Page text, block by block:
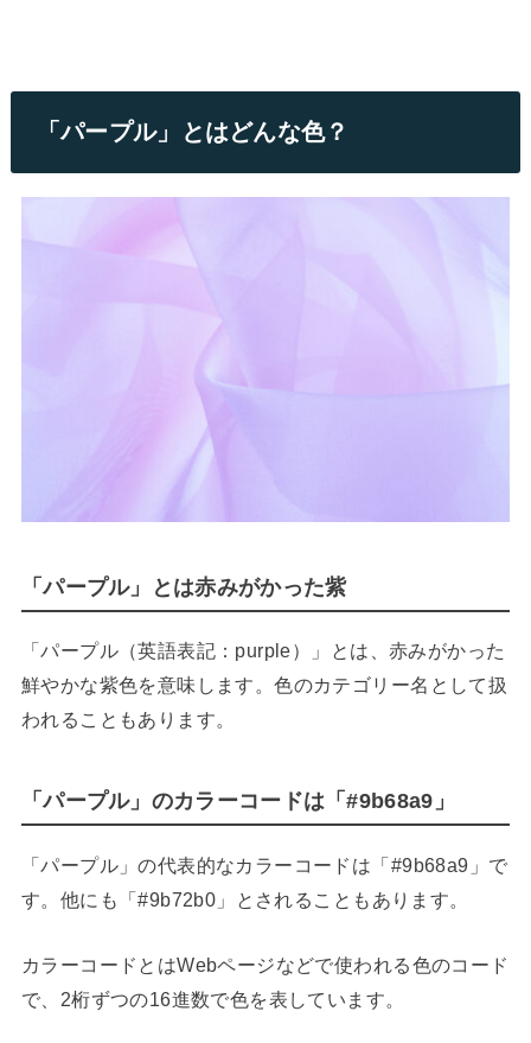
「パープル」とはどんな色？
「パープル」とは赤みがかった紫
「パープル（英語表記：purple）」とは、赤みがかった
鮮やかな紫色を意味します。色のカテゴリー名として扱
われることもあります。
「パープル」のカラーコードは「#9b68a9」
「パープル」の代表的なカラーコードは「#9b68a9」で
す。他にも「#9b72b0」とされることもあります。
カラーコードとはWebページなどで使われる色のコード
で、2桁ずつの16進数で色を表しています。